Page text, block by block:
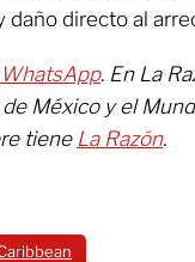
daño directo al
. En La
México y el
tiene La Razón.